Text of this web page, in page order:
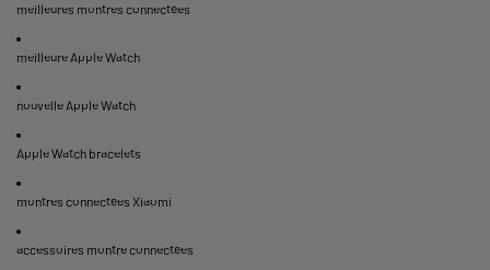
meilleures montres connectées
meilleure Apple Watch
nouvelle Apple Watch
Apple Watch bracelets
montres connectées Xiaomi
accessoires montre connectées